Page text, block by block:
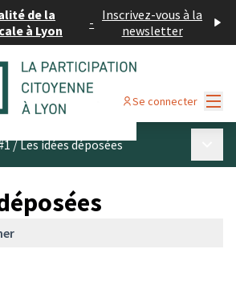
de la
à Lyon
- Inscrivez-vous à la
newsletter
Se connecter
/Les idées déposées